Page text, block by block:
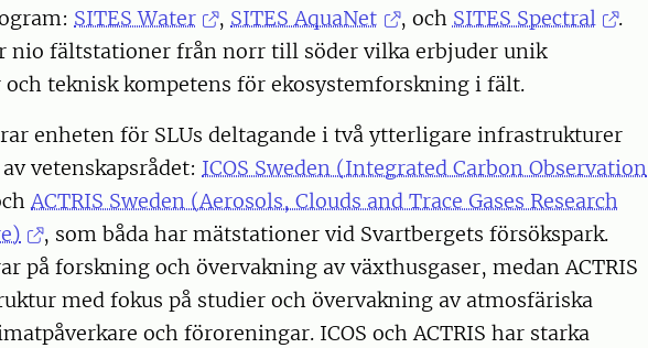
SITES Water , SITES AquaNet , och SITES Spectral
.
nio fältstationer från norr till söder vilka erbjuder unik
teknisk kompetens för ekosystemforskning i fält.
enheten för SLUs deltagande i två ytterligare infrastrukturer
vetenskapsrådet: ICOS Sweden (Integrated Carbon Observation
ACTRIS Sweden (Aerosols, Clouds and Trace Gases Research
, som båda har mätstationer vid Svartbergets försökspark.
på forskning och övervakning av växthusgaser, medan ACTRIS
med fokus på studier och övervakning av atmosfäriska
och föroreningar. ICOS och ACTRIS har starka